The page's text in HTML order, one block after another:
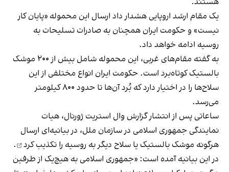
یک مقام ارشد اروپایی هشدار داد ارسال این محموله «پایان کار
نیست» و حکومت ایران همچنان به صادرات تسلیحات به
روسیه ادامه خواهد داد.
به گفته مقام‌های غربی، این محموله شامل بیش از ۲۰۰ موشک
بالستیک کوتاه‌برد است. حکومت ایران انواع مختلفی از این
سلاح‌ها را در اختیار دارد که بُرد آن‌ها تا حدود ۸۰۰ کیلومتر
می‌رسد.
ساعاتی پس از انتشار گزارش وال استریت ژورنال، هیات
نمایندگی جمهوری اسلامی در سازمان ملل، در بیانیه‌ای ارسال
هرگونه موشک بالستیک یا سلاح دیگر به روسیه را تکذیب کرد
.
در این بیانیه‌ آمده است: «جمهوری اسلامی به هیچ‌یک از طرفین